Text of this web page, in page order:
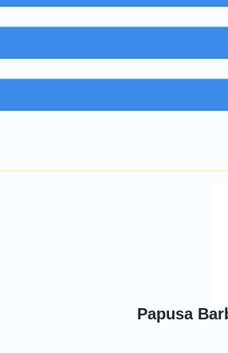
Papusa